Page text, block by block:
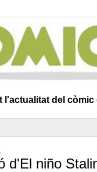
l'actualitat del còmic
d'El niño